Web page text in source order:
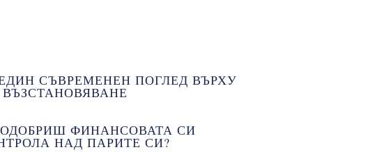
СЪВРЕМЕНЕН ПОГЛЕД ВЪРХУ
ФИНАНСОВАТА СИ
НАД ПАРИТЕ СИ?